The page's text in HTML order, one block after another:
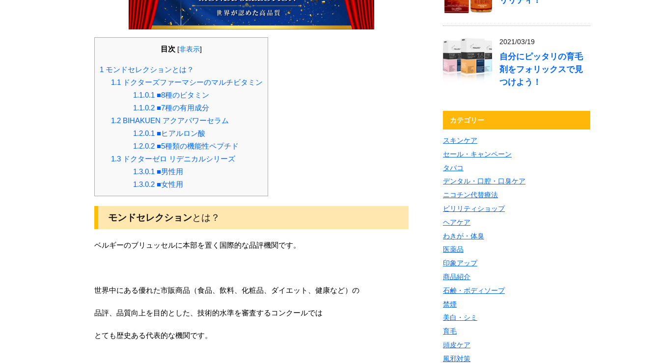
目次 [非表示]
1 モンドセレクションとは？
1.1 ドクターズファーマシーのマルチビタミン
1.1.0.1 ■8種のビタミン
1.1.0.2■7種の有用成分
1.2BIHAKUEN アクアパワーセラム
1.2.0.1 ■ヒアルロン酸
1.2.0.2■5種類の機能性ペプチド
1.3ドクターゼロ リデニカルシリーズ
1.3.0.1 ■男性用
1.3.0.2■女性用
モンドセレクションとは？
ベルギーのブリュッセルに本部を置く国際的な品評機関です。
世界中にある優れた市販商品（食品、飲料、化粧品、ダイエット、健康など）の
品評、品質向上を目的とした、技術的水準を審査するコンクールでは
とても歴史ある代表的な機関です。
2021/03/19
自分にピッタリの育毛
剤をフォリックスで見
つけよう！
カテゴリー
スキンケア
セール・キャンペーン
タバコ
デンタル・口腔・口臭ケア
ニコチン代替療法
ビリリティショップ
ヘアケア
わきが・体臭
医薬品
印象アップ
商品紹介
石鹸・ボディソープ
禁煙
美白・シミ
育毛
頭皮ケア
風邪対策